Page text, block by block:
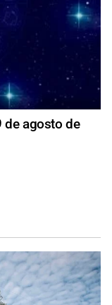
de agosto de